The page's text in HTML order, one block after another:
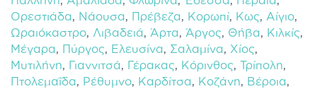
Ορεστιάδα, Νάουσα, Πρέβεζα, Κορωπί, Κως, Αίγιο,
Ωραιόκαστρο, Λιβαδειά, Άρτα, Άργος, Θήβα, Κιλκίς,
Μέγαρα, Πύργος, Ελευσίνα, Σαλαμίνα, Χίος,
Μυτιλήνη, Γιαννιτσά, Γέρακας, Κόρινθος, Τρίπολη,
Πτολεμαΐδα, Ρέθυμνο, Καρδίτσα, Κοζάνη, Βέροια,